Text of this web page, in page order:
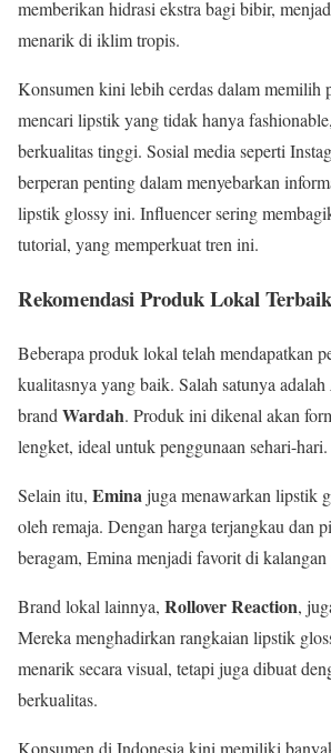
memberikan hidrasi ekstra bagi bibir,
menarik di iklim tropis.
Konsumen kini lebih cerdas dalam memilih
mencari lipstik yang tidak hanya
berkualitas tinggi. Sosial media seperti
berperan penting dalam menyebarkan
lipstik glossy ini. Influencer sering
tutorial, yang memperkuat tren ini.
Rekomendasi Produk Lokal Terbaik
Beberapa produk lokal telah mendapatkan
kualitasnya yang baik. Salah satunya adalah
brand Wardah. Produk ini dikenal akan
lengket, ideal untuk penggunaan sehari-hari.
Selain itu, Eminajuga menawarkan lipstik
oleh remaja. Dengan harga terjangkau dan
beragam, Emina menjadi favorit di kalangan
Brand lokal lainnya, Rollover Reaction,
Mereka menghadirkan rangkaian lipstik
menarik secara visual, tetapi juga dibuat
berkualitas.
Konsumen di Indonesia kini memiliki